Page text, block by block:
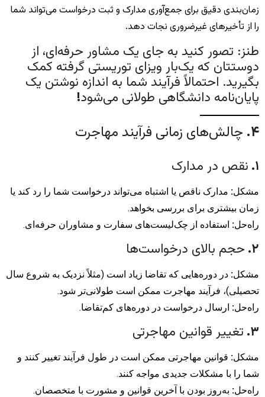
زمان‌بندی دقیق برای جمع‌آوری مدارک و ثبت درخواست می‌تواند شما
را از تأخیرهای غیرضروری نجات دهد.
طنز: تصور کنید به جای یک مشاور حرفه‌ای، از
دوستتان که یک‌بار ویزای توریستی گرفته کمک
بگیرید. احتمالاً فرآیند شما به اندازه نوشتن یک
پایان‌نامه دانشگاهی طولانی می‌شود!
۴. چالش‌های زمانی فرآیند مهاجرت
۱. نقص در مدارک
مشکل: مدارک ناقص یا اشتباه می‌تواند درخواست شما را رد کند یا
زمان بیشتری برای بررسی بخواهد.
راه‌حل: استفاده از چک‌لیست‌های سفارت و مشاوران حرفه‌ای.
۲. حجم بالای درخواست‌ها
مشکل: در دوره‌هایی که تقاضا زیاد است (مثلاً نزدیک به شروع سال
تحصیلی)، فرآیند مهاجرت ممکن است طولانی‌تر شود.
راه‌حل: ارسال درخواست در دوره‌های کم‌تقاضا.
۳. تغییر قوانین مهاجرتی
مشکل: قوانین مهاجرتی ممکن است در طول فرآیند تغییر کنند و
شما را با مشکلات جدیدی مواجه کنند.
راه‌حل: به‌روز بودن با آخرین قوانین و مشورت با متخصصان.